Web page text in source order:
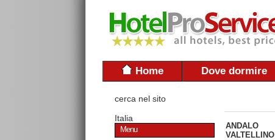
Home Dove dormire
cerca nel sito
Italia
Menu
ANDALO
VALTELLINO